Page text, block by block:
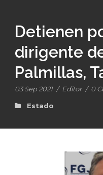
Detienen
dirigente
Palmillas,
03 Sep 2021 / Editor / 0
Estado